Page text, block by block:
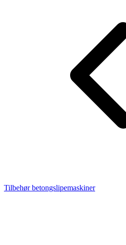
Tilbehør betongslipemaskiner